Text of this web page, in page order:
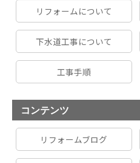
リフォームについて
下水道工事について
工事手順
コンテンツ
リフォームブログ